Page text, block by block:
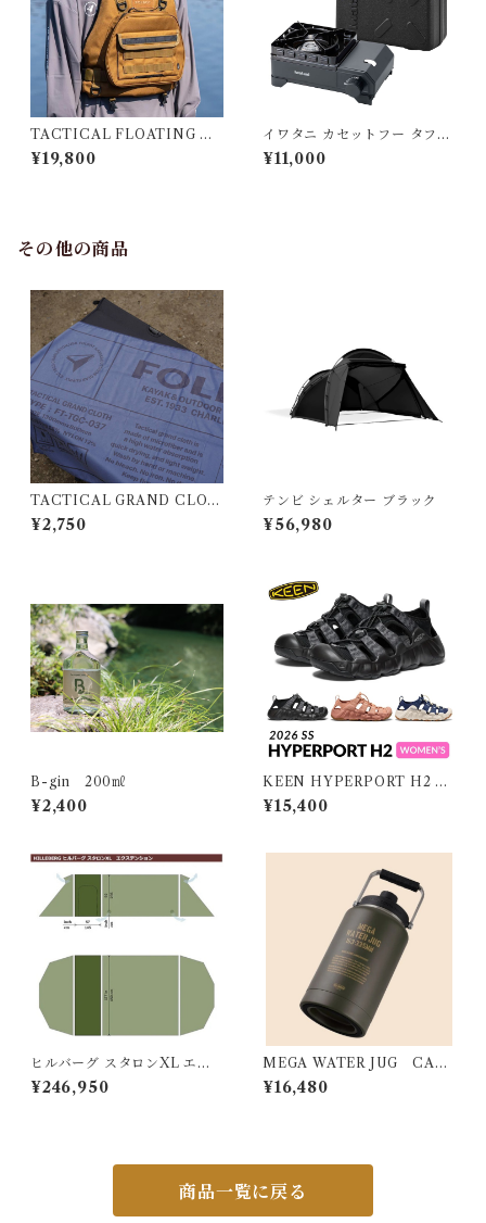
TACTICAL FLOATING DE
VICE
¥19,800
イワタニ カセットフー タフま
るXG Jr.
¥11,000
その他の商品
TACTICAL GRAND CLOT
H
¥2,750
テンビ シェルター ブラック
¥56,980
B-gin 200㎖
¥2,400
KEEN HYPERPORT H2 W
OMEN キーン ハイパーポー
ト エイチツー ウィメンズ
¥15,400
ヒルバーグ スタロンXL エク
ステンション タクティカ
ル ポールセット
¥246,950
MEGA WATER JUG CARG
O
¥16,480
商品一覧に戻る